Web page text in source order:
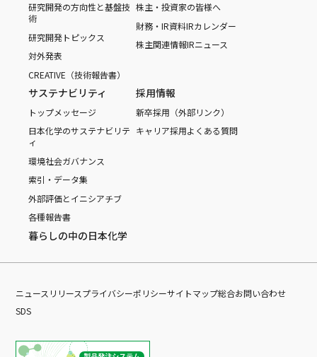
研究開発の方向性と基盤技
術
研究開発トピックス
対外発表
CREATIVE（技術報告書）
株主・投資家の皆様へ
財務・IR資料IRカレンダー
株主関連情報IRニュース
サステナビリティ
トップメッセージ
日本化学のサステナビリテ
ィ
環境社会ガバナンス
索引・データ集
外部評価とイニシアチブ
各種報告書
採用情報
新卒採用（外部リンク）
キャリア採用よくある質問
暮らしの中の日本化学
ニュースリリースプライバシーポリシーサイトマップ総合お問い合わせ
SDS